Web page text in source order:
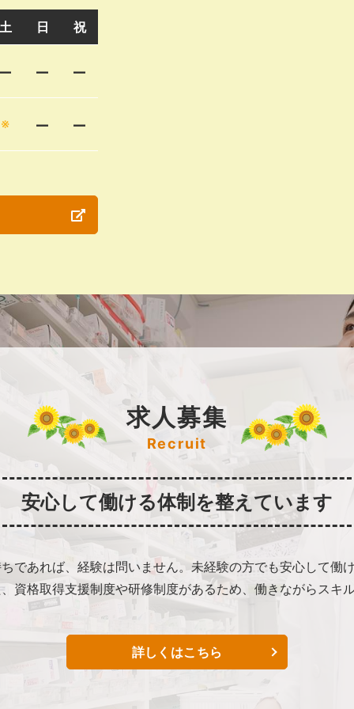
土 日 祝
– – –
※ – –
求人募集
Recruit
安心して働ける体制を整えています
であれば、経験は問いません。未経験の方でも安心して働
資格取得支援制度や研修制度があるため、働きながらスキ
詳しくはこちら